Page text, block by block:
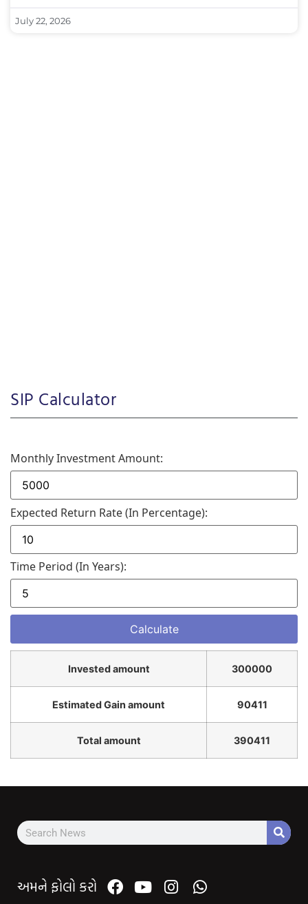
July 22, 2026
SIP Calculator
Monthly Investment Amount:
Expected Return Rate (in Percentage):
Time Period (in Years):
Invested amount 300000
Estimated Gain amount 90411
Total amount 390411
અમને ફોલો કરો